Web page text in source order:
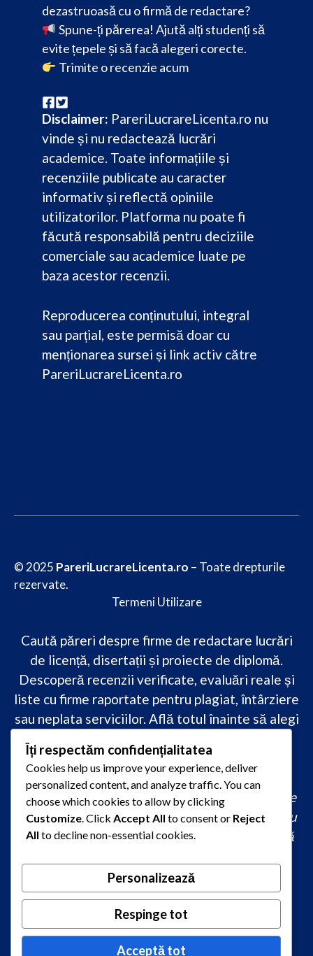
dezastruoasă cu o firmă de redactare?
Spune-ți părerea! Ajută alți studenți să
evite țepele și să facă alegeri corecte.
Trimite o recenzie acum
Disclaimer: PareriLucrareLicenta.ro nu
vinde și nu redactează lucrări
academice. Toate informațiile și
recenziile publicate au caracter
informativ și reflectă opiniile
utilizatorilor. Platforma nu poate fi
făcută responsabilă pentru deciziile
comerciale sau academice luate pe
baza acestor recenzii.
Reproducerea conținutului, integral
sau parțial, este permisă doar cu
menționarea sursei și link activ către
PareriLucrareLicenta.ro
© 2025 PareriLucrareLicenta.ro – Toate drepturile
rezervate.
Termeni Utilizare
Caută păreri despre firme de redactare lucrări
de licență, disertații și proiecte de diplomă.
Descoperă recenzii verificate, evaluări reale și
liste cu firme raportate pentru plagiat, întârziere
sau neplata serviciilor. Află totul înainte să alegi
academicădoar pe PareriLucrareLicenta.ro.
comandă lucrare de licență originală, redactare
lucrare licență urgent, ajutor profesional pentru
licență, servicii redactare disertație ieftin, firmă
academică la comandă, redactare licență fără
plagiat rapid, preț redactare lucrare de licență,
oferte redactare lucrări 2026, redactori
autorizați pentru lucrări academice
Îți respectăm confidențialitatea
Cookies help us improve your experience, deliver
personalized content, and analyze traffic. You can
choose which cookies to allow by clicking
Customize . Click Accept All to consent or Reject
All to decline non-essential cookies.
Personalizează
Respinge tot
Acceptă tot